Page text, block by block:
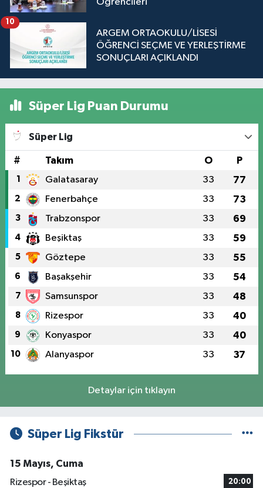
ARGEM ORTAOKULU/LİSESİ
ÖĞRENCİ SEÇME VE YERLEŞTİRME
SONUÇLARI AÇIKLANDI
10
Süper Lig Puan Durumu
Süper Lig
# Takım O P
1 Galatasaray 33 77
2 Fenerbahçe 33 73
3 Trabzonspor 33 69
4 Beşiktaş 33 59
5 Göztepe 33 55
6 Başakşehir 33 54
7 Samsunspor 33 48
8 Rizespor 33 40
9 Konyaspor 33 40
10 Alanyaspor 33 37
Detaylar için tıklayın
Süper Lig Fikstür
15 Mayıs, Cuma
Rizespor - Beşiktaş
20:00